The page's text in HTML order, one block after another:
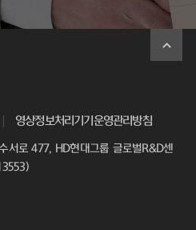
영상정보처리기기운영관리방침
서로 477, HD현대그룹 글로벌R&D센